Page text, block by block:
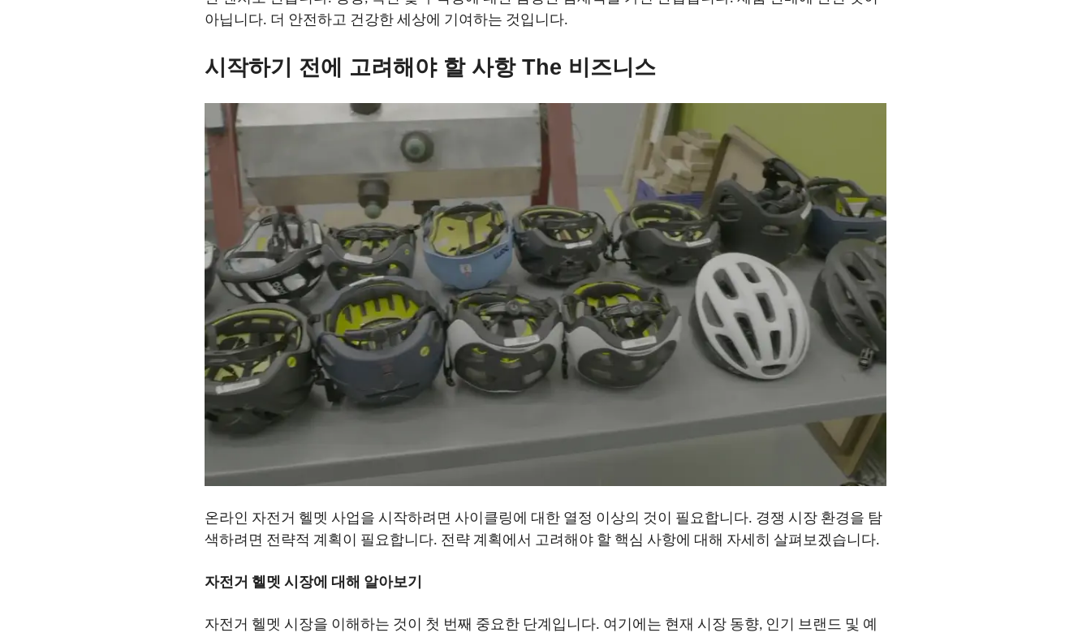
아닙니다. 더 안전하고 건강한 세상에 기여하는 것입니다.
시작하기 전에 고려해야 할 사항 The 비즈니스
온라인 자전거 헬멧 사업을 시작하려면 사이클링에 대한 열정 이상의 것이 필요합니다. 경쟁 시장 환경을 탐
색하려면 전략적 계획이 필요합니다. 전략 계획에서 고려해야 할 핵심 사항에 대해 자세히 살펴보겠습니다.
자전거 헬멧 시장에 대해 알아보기
자전거 헬멧 시장을 이해하는 것이 첫 번째 중요한 단계입니다. 여기에는 현재 시장 동향, 인기 브랜드 및 예